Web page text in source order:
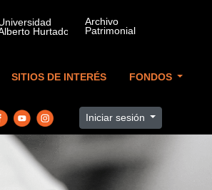
SITIOS DE INTERÉS FONDOS
Iniciar sesión